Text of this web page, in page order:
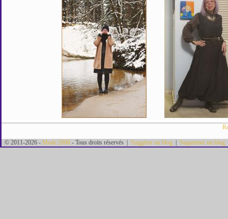
© 2011-2026 - Mode 2000 - Tous droits réservés | Suggérer un blog Supprimer un blog